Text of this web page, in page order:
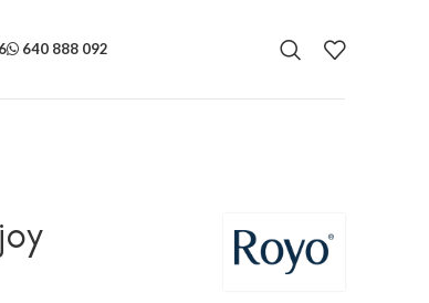
640 888 092